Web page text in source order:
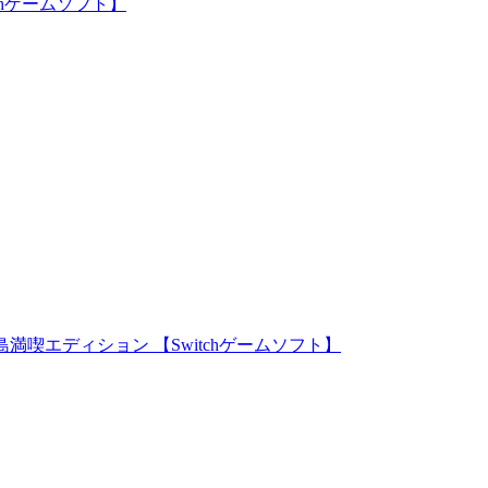
ームソフト】
喫エディション 【Switchゲームソフト】